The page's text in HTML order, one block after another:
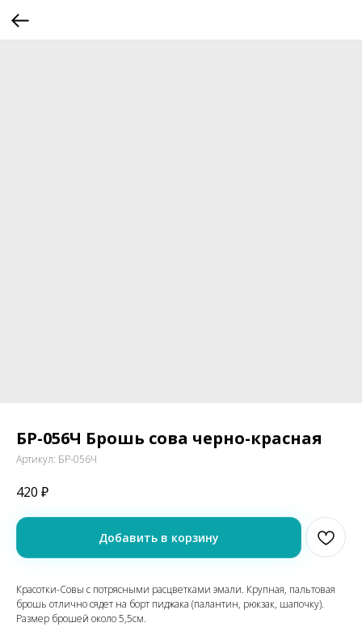
БР-056Ч Брошь сова черно-красная
Артикул: БР-056Ч
420 ₽
Добавить в корзину
Красотки-Совы с потрясными расцветками эмали. Крупная, пальтовая
брошь отлично сядет на борт пиджака (палантин, рюкзак, шапочку).
Размер брошей около 5,5см.